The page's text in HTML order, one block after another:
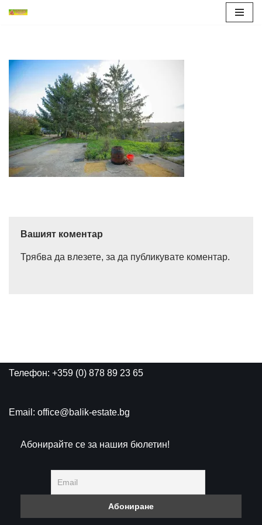
съдържанието
Вашият коментар
Трябва да влезете, за да публикувате коментар.
Телефон: +359 (0) 878 89 23 65
Email: office@balik-estate.bg
Абонирайте се за нашия бюлетин!